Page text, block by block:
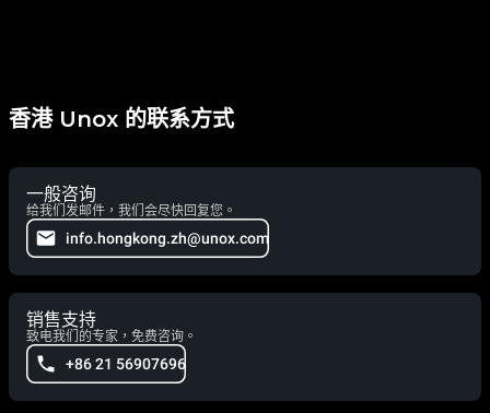
香港 Unox 的联系方式
一般咨询
给我们发邮件，我们会尽快回复您。
info.hongkong.zh@unox.com
销售支持
致电我们的专家，免费咨询。
+86 21 56907696